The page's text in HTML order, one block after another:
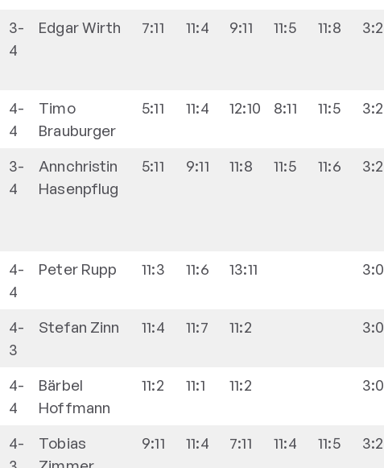
3-
4
EdgarWirth 7:11 11:4 9:11 11:5 11:8 3:2
4-
4
Timo
Brauburger
5:11 11:4 12:10 8:11 11:5 3:2
3-
4
Annchristin
Hasenpflug
5:11 9:11 11:8 11:5 11:6 3:2
4-
4
Peter Rupp 11:3 11:6 13:11 3:0
4-
3
Stefan Zinn 11:4 11:7 11:2 3:0
4-
4
Bärbel
Hoffmann
11:2 11:1 11:2 3:0
4-
Tobias
9:11 11:4 7:11 11:4 11:5 3:2